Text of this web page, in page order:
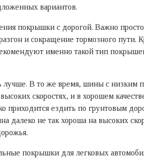
вариантов.
покрышки с дорогой. Важно
и сокращение тормозного
именно такой тип
В то же время, шины с низким
скоростях, и в хорошем
ездить по грунтовым
далеко не так хороша на высоких
покрышки для легковых